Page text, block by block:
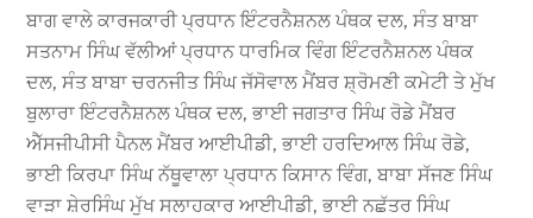
ਬਾਗ ਵਾਲੇ ਕਾਰਜਕਾਰੀ ਪ੍ਰਧਾਨ ਇੰਟਰਨੈਸ਼ਨਲ ਪੰਥਕ ਦਲ, ਸੰਤ ਬਾਬਾ
ਸਤਨਾਮ ਸਿੰਘ ਵੱਲੀਆਂ ਪ੍ਰਧਾਨ ਧਾਰਮਿਕ ਵਿੰਗ ਇੰਟਰਨੈਸ਼ਨਲ ਪੰਥਕ
ਦਲ, ਸੰਤ ਬਾਬਾ ਚਰਨਜੀਤ ਸਿੰਘ ਜੱਸੋਵਾਲ ਮੈਂਬਰ ਸ਼੍ਰੋਮਣੀ ਕਮੇਟੀ ਤੇ ਮੁੱਖ
ਬੁਲਾਰਾ ਇੰਟਰਨੈਸ਼ਨਲ ਪੰਥਕ ਦਲ, ਭਾਈ ਜਗਤਾਰ ਸਿੰਘ ਰੋਡੇ ਮੈਂਬਰ
ਐੱਸਜੀਪੀਸੀ ਪੈਨਲ ਮੈਂਬਰ ਆਈਪੀਡੀ, ਭਾਈ ਹਰਦਿਆਲ ਸਿੰਘ ਰੋਡੇ,
ਭਾਈ ਕਿਰਪਾ ਸਿੰਘ ਨੱਥੂਵਾਲਾ ਪ੍ਰਧਾਨ ਕਿਸਾਨ ਵਿੰਗ, ਬਾਬਾ ਸੱਜਣ ਸਿੰਘ
ਵਾੜਾ ਸ਼ੇਰਸਿੰਘ ਮੁੱਖ ਸਲਾਹਕਾਰ ਆਈਪੀਡੀ, ਭਾਈ ਨਛੱਤਰ ਸਿੰਘ